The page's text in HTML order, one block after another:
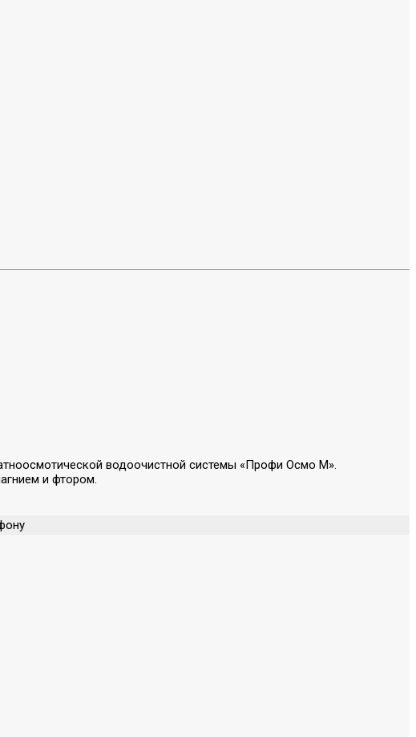
водоочистной системы «Профи Осмо М».
и фтором.